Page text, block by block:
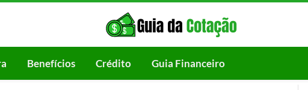
Benefícios Crédito Guia Financeiro